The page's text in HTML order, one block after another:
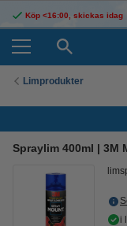
Köp <16:00, skickas idag
Limprodukter
Spraylim 400ml | 3M
i